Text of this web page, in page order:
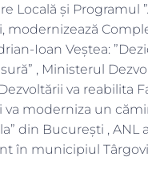
Locală și Programul
modernizează
Ioan Veștea:
, Ministerul
va reabilita
va moderniza un
din București ,
în municipiul